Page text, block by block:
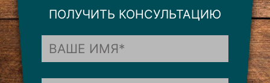
ПОЛУЧИТЬ КОНСУЛЬТАЦИЮ